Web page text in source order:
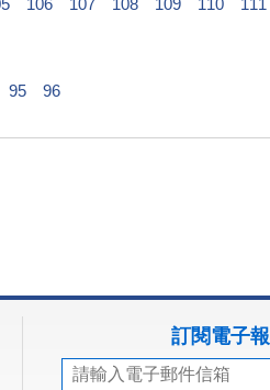
106 107 108 109 110
111
95
96
訂閱電子報